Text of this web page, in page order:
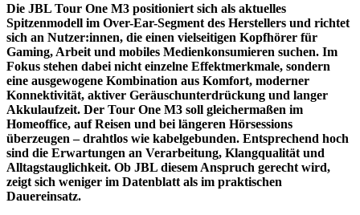
Die JBL Tour One M3 positioniert sich als aktuelles
Spitzenmodell im Over-Ear-Segment des Herstellers und richtet
sich an Nutzer:innen, die einen vielseitigen Kopfhörer für
Gaming, Arbeit und mobiles Medienkonsumieren suchen. Im
Fokus stehen dabei nicht einzelne Effektmerkmale, sondern
eine ausgewogene Kombination aus Komfort, moderner
Konnektivität, aktiver Geräuschunterdrückung und langer
Akkulaufzeit. Der Tour One M3 soll gleichermaßen im
Homeoffice, auf Reisen und bei längeren Hörsessions
überzeugen – drahtlos wie kabelgebunden. Entsprechend hoch
sind die Erwartungen an Verarbeitung, Klangqualität und
Alltagstauglichkeit. Ob JBL diesem Anspruch gerecht wird,
zeigt sich weniger im Datenblatt als im praktischen
Dauereinsatz.